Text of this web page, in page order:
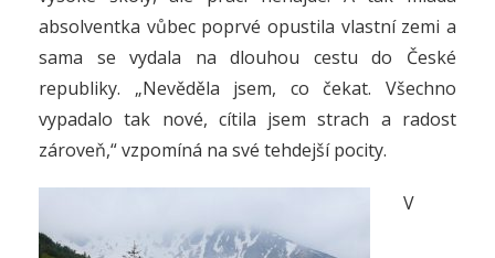
absolventka vůbec poprvé opustila vlastní zemi a
sama se vydala na dlouhou cestu do České
republiky. „Nevěděla jsem, co čekat. Všechno
vypadalo tak nové, cítila jsem strach a radost
zároveň,“ vzpomíná na své tehdejší pocity.
V